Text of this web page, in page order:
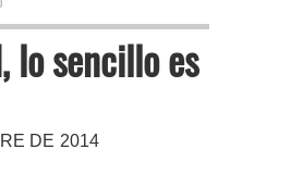
lo sencillo es
DE 2014